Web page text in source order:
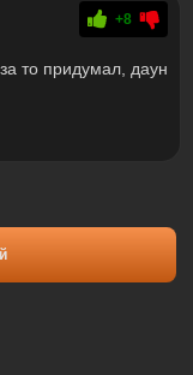
+8
то придумал, даун